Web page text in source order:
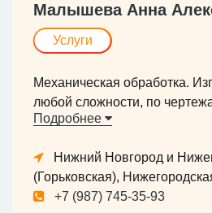
Малышева Анна
Услуги
Механическая обработка.
любой сложности, по
Подробнее
Нижний Новгород и
(Горьковская),
+7 (987) 745-35-93